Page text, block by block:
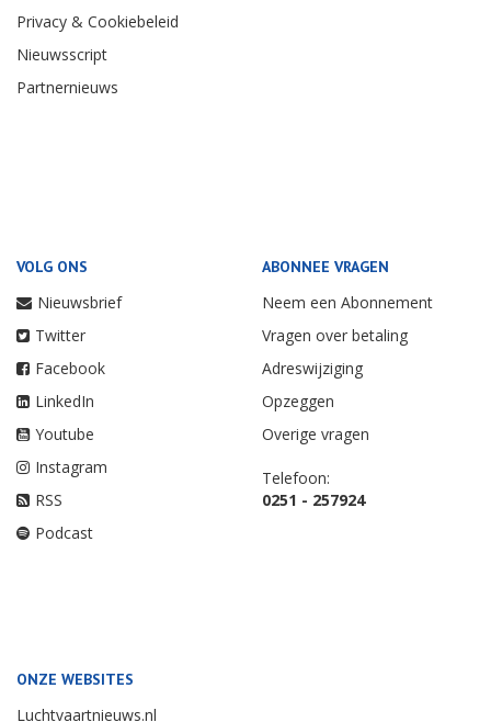
Privacy & Cookiebeleid
Nieuwsscript
Partnernieuws
VOLG ONS
Nieuwsbrief
Twitter
Facebook
LinkedIn
Youtube
Instagram
RSS
Podcast
ABONNEE VRAGEN
Neem een Abonnement
Vragen over betaling
Adreswijziging
Opzeggen
Overige vragen
Telefoon:
0251 - 257924
ONZE WEBSITES
Luchtvaartnieuws.nl